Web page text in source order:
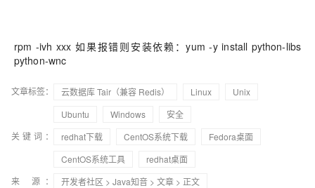
rpm -ivh xxx 如果报错则安装依赖：yum -y install python-libs
python-wnc
文章标签： 云数据库 Tair（兼容 Redis） Linux
Unix
Ubuntu
Windows
安全
关键词：
redhat下载 CentOS系统下载
Fedora桌面
CentOS系统工具
redhat桌面
来 源：
开发者社区 > Java知音 > 文章 > 正文